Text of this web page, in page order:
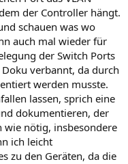
der Controller hängt.
schauen was wo
auch mal wieder für
der Switch Ports
verbannt, da durch
werden musste.
lassen, sprich eine
dokumentieren, der
wie nötig, insbesondere
ich leicht
zu den Geräten, da die